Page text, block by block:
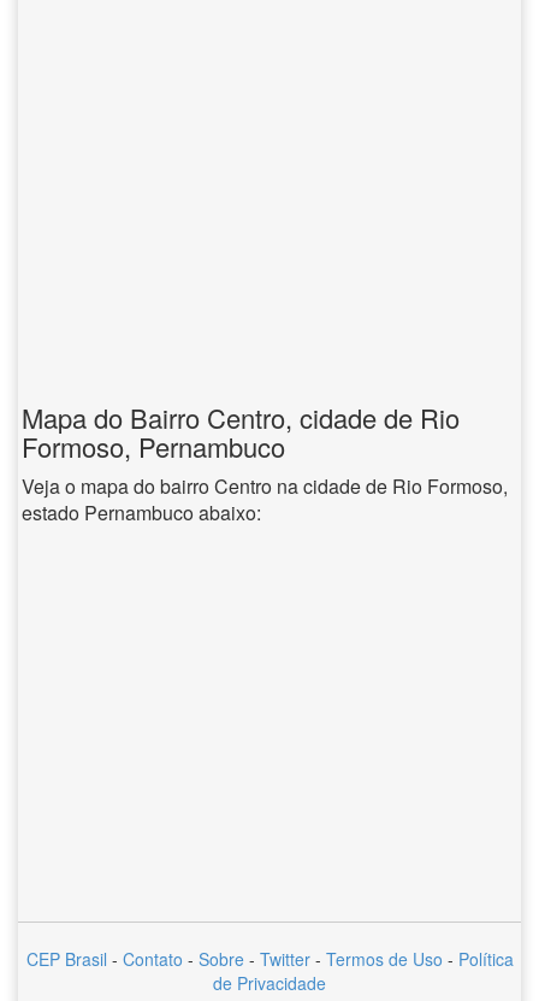
Mapa do Bairro Centro, cidade de Rio
Formoso, Pernambuco
Veja o mapa do bairro Centro na cidade de Rio Formoso,
estado Pernambuco abaixo:
CEP Brasil - Contato - Sobre - Twitter - Termos de Uso - Política
de Privacidade